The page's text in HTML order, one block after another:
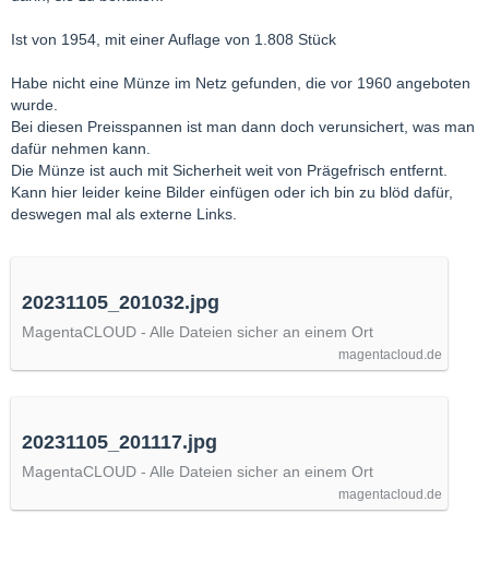
Ist von 1954, mit einer Auflage von 1.808 Stück
Habe nicht eine Münze im Netz gefunden, die vor 1960 angeboten
wurde.
Bei diesen Preisspannen ist man dann doch verunsichert, was man
dafür nehmen kann.
Die Münze ist auch mit Sicherheit weit von Prägefrisch entfernt.
Kann hier leider keine Bilder einfügen oder ich bin zu blöd dafür,
deswegen mal als externe Links.
20231105_201032.jpg
MagentaCLOUD - Alle Dateien sicher an einem Ort
magentacloud.de
20231105_201117.jpg
MagentaCLOUD - Alle Dateien sicher an einem Ort
magentacloud.de